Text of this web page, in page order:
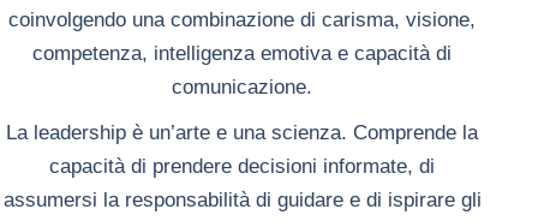
coinvolgendo una combinazione di carisma, visione,
competenza, intelligenza emotiva e capacità di
comunicazione.
La leadership è un’arte e una scienza. Comprende la
capacità di prendere decisioni informate, di
assumersi la responsabilità di guidare e di ispirare gli